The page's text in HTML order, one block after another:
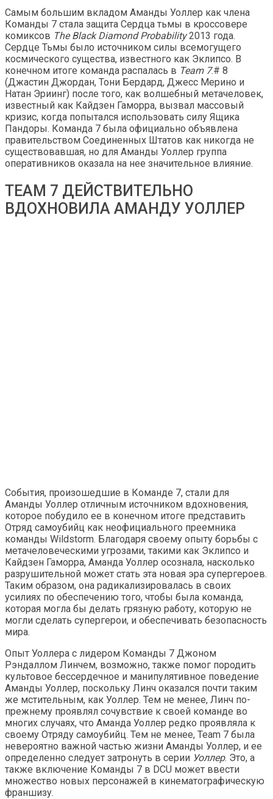
Самым большим вкладом Аманды Уоллер как члена
Команды 7 стала защита Сердца тьмы в кроссовере
комиксов The Black Diamond Probability2013 года.
Сердце Тьмы было источником силы всемогущего
космического существа, известного как Эклипсо. В
конечном итоге команда распалась в Team 7.# 8
(Джастин Джордан, Тони Бердард, Джесс Мерино и
Натан Эриинг) после того, как волшебный метачеловек,
известный как Кайдзен Гаморра, вызвал массовый
кризис, когда попытался использовать силу Ящика
Пандоры. Команда 7 была официально объявлена ​​
правительством Соединенных Штатов как никогда не
существовавшая, но для Аманды Уоллер группа
оперативников оказала на нее значительное влияние.
TEAM 7 ДЕЙСТВИТЕЛЬНО
ВДОХНОВИЛА АМАНДУ УОЛЛЕР
События, произошедшие в Команде 7, стали для
Аманды Уоллер отличным источником вдохновения,
которое побудило ее в конечном итоге представить
Отряд самоубийц как неофициального преемника
команды Wildstorm. Благодаря своему опыту борьбы с
метачеловеческими угрозами, такими как Эклипсо и
Кайдзен Гаморра, Аманда Уоллер осознала, насколько
разрушительной может стать эта новая эра супергероев.
Таким образом, она радикализировалась в своих
усилиях по обеспечению того, чтобы была команда,
которая могла бы делать грязную работу, которую не
могли сделать супергерои, и обеспечивать безопасность
мира.
Опыт Уоллера с лидером Команды 7 Джоном
Рэндаллом Линчем, возможно, также помог породить
культовое бессердечное и манипулятивное поведение
Аманды Уоллер, поскольку Линч оказался почти таким
же мстительным, как Уоллер. Тем не менее, Линч по-
прежнему проявлял сочувствие к своей команде во
многих случаях, что Аманда Уоллер редко проявляла к
своему Отряду самоубийц. Тем не менее, Team 7 была
невероятно важной частью жизни Аманды Уоллер, и ее
определенно следует затронуть в серии Уоллер. Это, а
также включение Команды 7 в DCU может ввести
множество новых персонажей в кинематографическую
франшизу.